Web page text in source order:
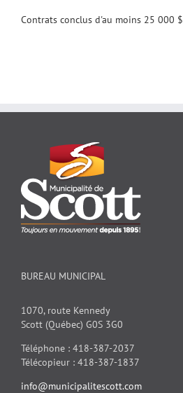
Contrats conclus d'au moins 25 000 $
BUREAU MUNICIPAL
1070, route Kennedy
Scott (Québec) G0S 3G0
Téléphone : 418-387-2037
Télécopieur : 418-387-1837
info@municipalitescott.com